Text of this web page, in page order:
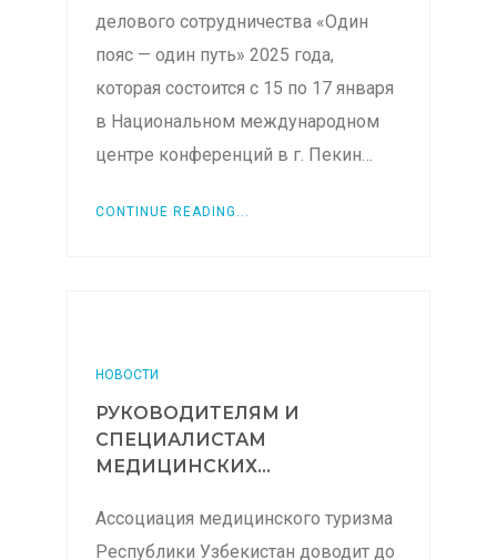
делового сотрудничества «Один
пояс — один путь» 2025 года,
которая состоится с 15 по 17 января
в Национальном международном
центре конференций в г. Пекин…
CONTINUE READING...
НОВОСТИ
РУКОВОДИТЕЛЯМ И
СПЕЦИАЛИСТАМ
МЕДИЦИНСКИХ...
Ассоциация медицинского туризма
Республики Узбекистан доводит до